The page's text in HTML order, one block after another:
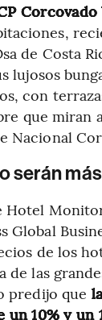
de Costa
lujosos
con
que miran
Nacional
serán
Hotel
Global
de los
de las
predijo que
10% y un